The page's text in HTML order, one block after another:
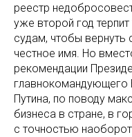
реестр
уже второй год
судам, чтобы вернуть
честное имя. Но
рекомендации
главнокомандующего
Путина, по поводу
бизнеса в стране, в
с точностью